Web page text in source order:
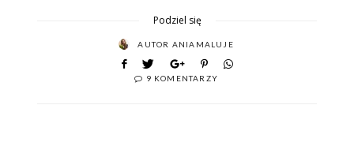
Podziel się
AUTOR ANIAMALUJE
9 KOMENTARZY